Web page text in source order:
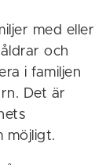
med eller
och
i familjen
Det är
möjligt.